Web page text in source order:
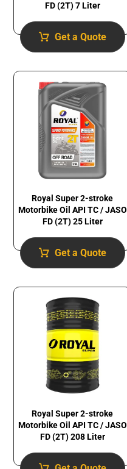
FD (2T) 7 Liter
Get a Quote
Royal Super 2-stroke
Motorbike Oil API TC / JASO
FD (2T) 25 Liter
Get a Quote
Royal Super 2-stroke
Motorbike Oil API TC / JASO
FD (2T) 208 Liter